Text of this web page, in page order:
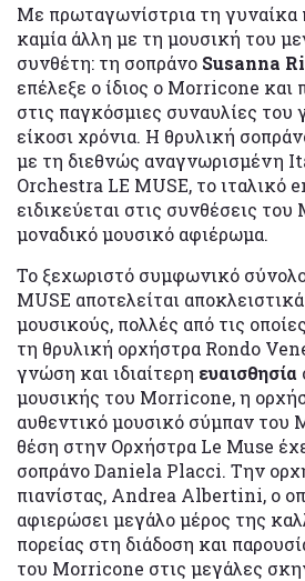
Με πρωταγωνίστρια τη γυναίκα
καμία άλλη με τη μουσική του
συνθέτη: τη σοπράνο Susanna
επέλεξε ο ίδιος ο Morricone και
στις παγκόσμιες συναυλίες του
είκοσι χρόνια. Η θρυλική
με τη διεθνώς αναγνωρισμένη
Orchestra LE MUSE, το ιταλικό
ειδικεύεται στις συνθέσεις
μοναδικό μουσικό αφιέρωμα.
Το ξεχωριστό συμφωνικό σύνολο
MUSE αποτελείται
μουσικούς, πολλές από τις
τη θρυλική ορχήστρα Rondo
γνώση και ιδιαίτερη ευαισθησία
μουσικής του Morricone, η
αυθεντικό μουσικό σύμπαν του
θέση στην Ορχήστρα Le Muse
σοπράνο Daniela Placci. Την
πιανίστας, Andrea Albertini, ο
αφιερώσει μεγάλο μέρος της
πορείας στη διάδοση και
του Morricone στις μεγάλες